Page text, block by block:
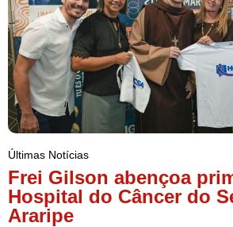
Últimas Notícias
Frei Gilson abençoa
Hospital do Câncer do
Araripe